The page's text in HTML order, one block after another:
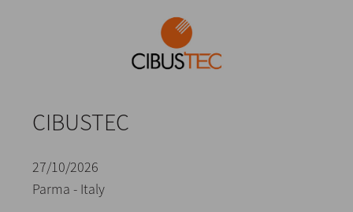
CIBUSTEC
27/10/2026
Parma - Italy